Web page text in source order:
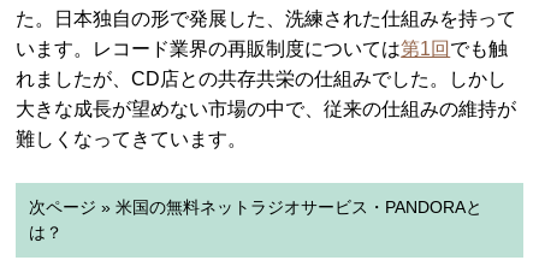
た。日本独自の形で発展した、洗練された仕組みを持って
います。レコード業界の再販制度については第1回 でも触
れましたが、CD店との共存共栄の仕組みでした。しかし
大きな成長が望めない市場の中で、従来の仕組みの維持が
難しくなってきています。
次ページ » 米国の無料ネットラジオサービス・PANDORAと
は？